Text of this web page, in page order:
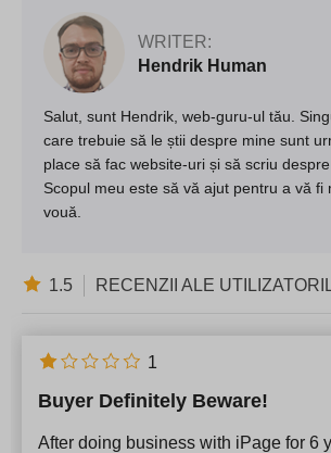
WRITER:
Hendrik Human
Salut, sunt Hendrik, web-guru-ul tău.
care trebuie să le știi despre mine sunt
place să fac website-uri și să scriu
Scopul meu este să vă ajut pentru a vă fi
vouă.
1.5 RECENZII ALE
Buyer Definitely Beware!
After doing business with iPage for 6
1